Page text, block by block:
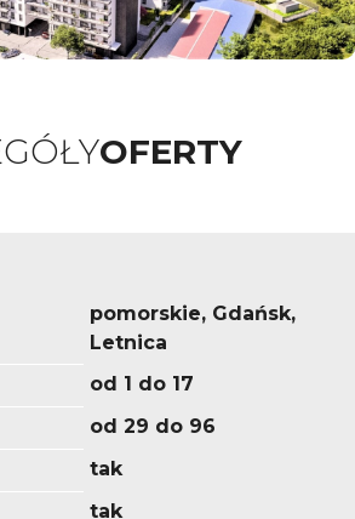
OFERTY
pomorskie, Gdańsk,
Letnica
od 1 do 17
od 29 do 96
tak
tak